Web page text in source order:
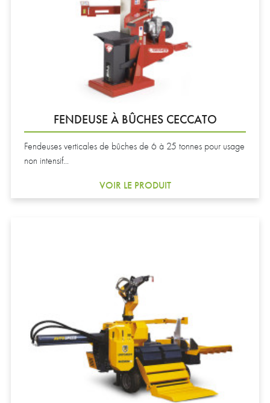
FENDEUSE À BÛCHES CECCATO
Fendeuses verticales de bûches de 6 à 25 tonnes pour usage
non intensif...
VOIR LE PRODUIT